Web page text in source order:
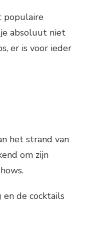
populaire
absoluut niet
er is voor ieder
het strand van
om zijn
en de cocktails